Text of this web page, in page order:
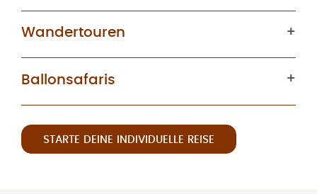
Wandertouren
Ballonsafaris
STARTE DEINE INDIVIDUELLE REISE